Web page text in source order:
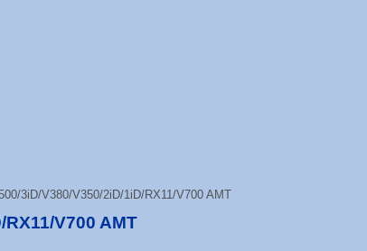
3iD/V380/V350/2iD/1iD/RX11/V700 AMT
V700 AMT